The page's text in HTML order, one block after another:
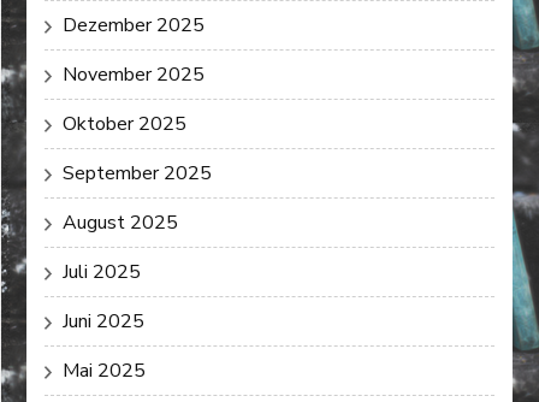
Dezember 2025
November 2025
Oktober 2025
September 2025
August 2025
Juli 2025
Juni 2025
Mai 2025